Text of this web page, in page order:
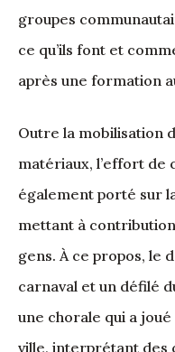
groupes
ce qu’ils font et
après une formation
Outre la mobilisation
matériaux, l’effort de
également porté sur
mettant à
gens. À ce propos, le
carnaval et un défilé
une chorale qui a
ville, interprétant des